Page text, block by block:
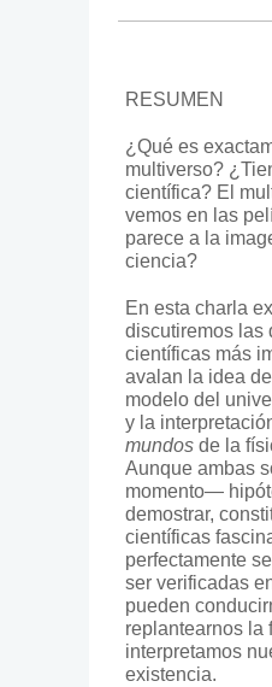
RESUMEN
¿Qué es
multiverso?
científica? El
vemos en las
parece a la
ciencia?
En esta charla
discutiremos las
científicas más
avalan la idea
modelo del
y la
mundos de la
Aunque ambas
momento—
demostrar,
científicas
perfectamente
ser verificadas
pueden
replantearnos la
interpretamos
existencia.